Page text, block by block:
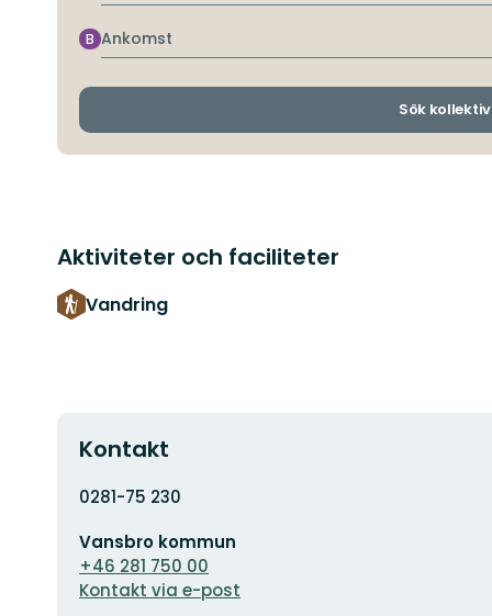
Ankomst
B
Sök
Aktiviteter och faciliteter
Vandring
Kontakt
Adress
0281-75 230
postadress
Vansbro kommun
+46 281 750 00
Kontakt via e-post